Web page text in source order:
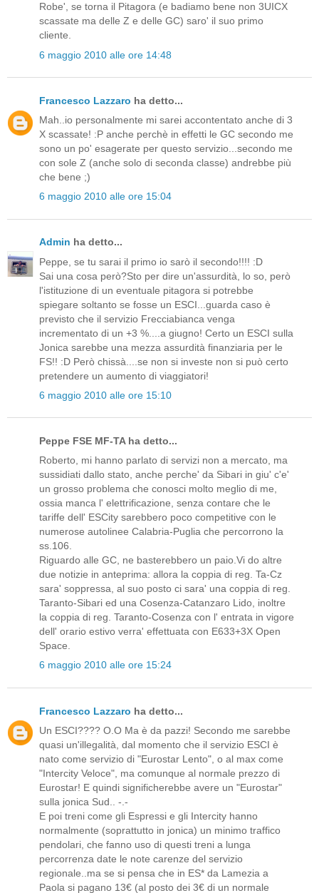
Robe', se torna il Pitagora (e badiamo bene non 3UICX
scassate ma delle Z e delle GC) saro' il suo primo
cliente.
6 maggio 2010 alle ore 14:48
Francesco Lazzaro ha detto...
Mah..io personalmente mi sarei accontentato anche di 3
X scassate! :P anche perchè in effetti le GC secondo me
sono un po' esagerate per questo servizio...secondo me
con sole Z (anche solo di seconda classe) andrebbe più
che bene ;)
6 maggio 2010 alle ore 15:04
Admin ha detto...
Peppe, se tu sarai il primo io sarò il secondo!!!! :D
Sai una cosa però?Sto per dire un'assurdità, lo so, però
l'istituzione di un eventuale pitagora si potrebbe
spiegare soltanto se fosse un ESCI...guarda caso è
previsto che il servizio Frecciabianca venga
incrementato di un +3 %....a giugno! Certo un ESCI sulla
Jonica sarebbe una mezza assurdità finanziaria per le
FS!! :D Però chissà....se non si investe non si può certo
pretendere un aumento di viaggiatori!
6 maggio 2010 alle ore 15:10
Peppe FSE MF-TA ha detto...
Roberto, mi hanno parlato di servizi non a mercato, ma
sussidiati dallo stato, anche perche' da Sibari in giu' c'e'
un grosso problema che conosci molto meglio di me,
ossia manca l' elettrificazione, senza contare che le
tariffe dell' ESCity sarebbero poco competitive con le
numerose autolinee Calabria-Puglia che percorrono la
ss.106.
Riguardo alle GC, ne basterebbero un paio.Vi do altre
due notizie in anteprima: allora la coppia di reg. Ta-Cz
sara' soppressa, al suo posto ci sara' una coppia di reg.
Taranto-Sibari ed una Cosenza-Catanzaro Lido, inoltre
la coppia di reg. Taranto-Cosenza con l' entrata in vigore
dell' orario estivo verra' effettuata con E633+3X Open
Space.
6 maggio 2010 alle ore 15:24
Francesco Lazzaro ha detto...
Un ESCI???? O.O Ma è da pazzi! Secondo me sarebbe
quasi un'illegalità, dal momento che il servizio ESCI è
nato come servizio di "Eurostar Lento", o al max come
"Intercity Veloce", ma comunque al normale prezzo di
Eurostar! E quindi significherebbe avere un "Eurostar"
sulla jonica Sud.. -.-
E poi treni come gli Espressi e gli Intercity hanno
normalmente (soprattutto in jonica) un minimo traffico
pendolari, che fanno uso di questi treni a lunga
percorrenza date le note carenze del servizio
regionale..ma se si pensa che in ES* da Lamezia a
Paola si pagano 13€ (al posto dei 3€ di un normale